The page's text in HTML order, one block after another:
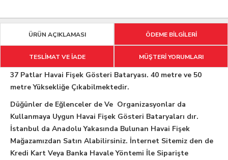
ÜRÜN AÇIKLAMASI ÖDEME BİLGİLERİ
TESLİMAT VE İADE MÜŞTERİ YORUMLARI
37 Patlar Havai Fişek Gösteri Bataryası. 40 metre ve 50
metre Yüksekliğe Çıkabilmektedir.
Düğünler de Eğlenceler de Ve Organizasyonlar da
Kullanmaya Uygun Havai Fişek Gösteri Bataryaları dır.
İstanbul da Anadolu Yakasında Bulunan Havai Fişek
Mağazamızdan Satın Alabilirsiniz. İnternet Sitemiz den de
Kredi Kart Veya Banka Havale Yöntemi İle Siparişte